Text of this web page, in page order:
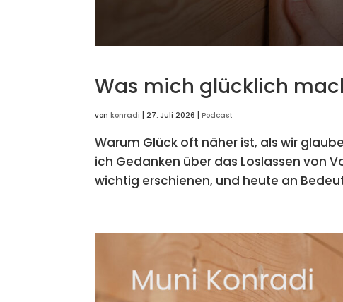
Was mich glücklich
vonkonradi |27. Juli 2026 |Podcast
Warum Glück oft näher ist, als wir
ich Gedanken über das Loslassen von
wichtig erschienen, und heute an